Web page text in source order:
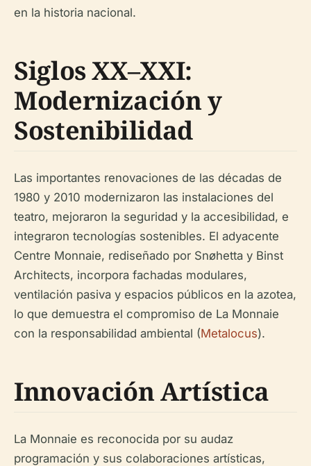
en la historia nacional.
Siglos XX–XXI:
Modernización y
Sostenibilidad
Las importantes renovaciones de las décadas de
1980 y 2010 modernizaron las instalaciones del
teatro, mejoraron la seguridad y la accesibilidad, e
integraron tecnologías sostenibles. El adyacente
Centre Monnaie, rediseñado por Snøhetta y Binst
Architects, incorpora fachadas modulares,
ventilación pasiva y espacios públicos en la azotea,
lo que demuestra el compromiso de La Monnaie
con la responsabilidad ambiental (Metalocus).
Innovación Artística
La Monnaie es reconocida por su audaz
programación y sus colaboraciones artísticas,